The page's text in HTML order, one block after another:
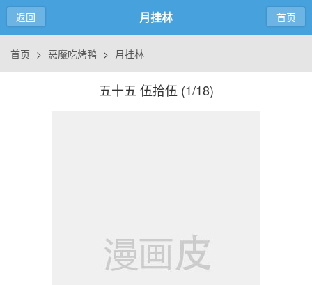
返回 月挂林 首页
首页 > 恶魔吃烤鸭 > 月挂林
五十五 伍拾伍 (1/18)